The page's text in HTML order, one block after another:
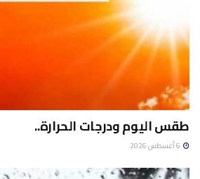
طقس اليوم ودرجات الحرارة..